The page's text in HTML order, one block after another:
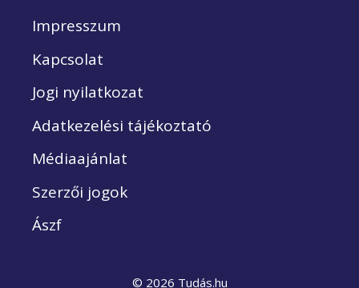
Impresszum
Kapcsolat
Jogi nyilatkozat
Adatkezelési tájékoztató
Médiaajánlat
Szerzői jogok
Ászf
© 2026 Tudás.hu